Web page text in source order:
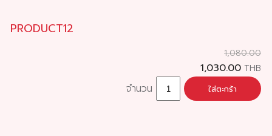
PRODUCT12
1,080.00
1,030.00 THB
จำนวน